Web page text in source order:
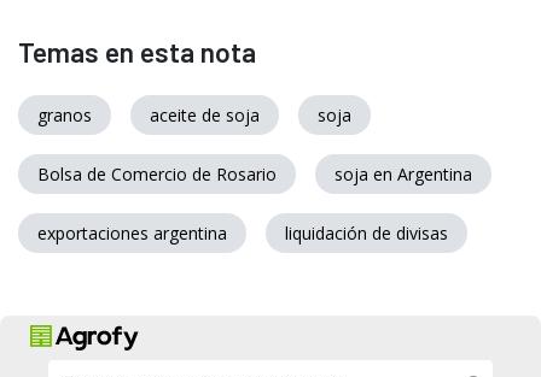
Temas en esta nota
granos aceite de soja soja
Bolsa de Comercio de Rosario soja en Argentina
exportaciones argentina liquidación de divisas